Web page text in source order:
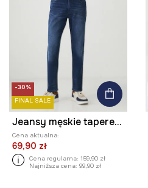
-30%
FINAL SALE
Jeansy męskie tapered z efektem sprania kolor granatowy
Cena aktualna:
69,90 zł
Cena regularna: 159,90 zł
Najniższa cena: 99,90 zł